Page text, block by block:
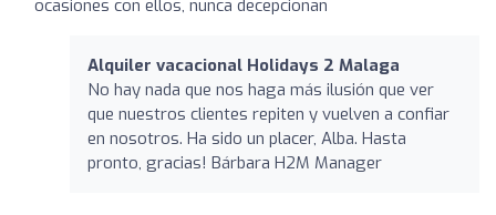
ocasiones con ellos, nunca decepcionan
Alquiler vacacional Holidays 2 Malaga
No hay nada que nos haga más ilusión que ver
que nuestros clientes repiten y vuelven a confiar
en nosotros. Ha sido un placer, Alba. Hasta
pronto, gracias! Bárbara H2M Manager